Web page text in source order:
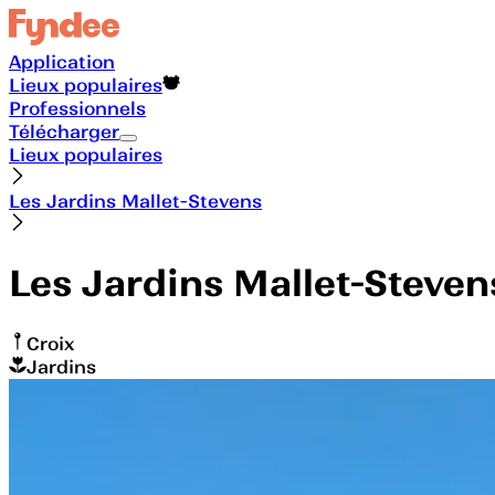
Application
Lieux populaires
Professionnels
Télécharger
Lieux populaires
Les Jardins Mallet-Stevens
Les Jardins Mallet-
Croix
Jardins